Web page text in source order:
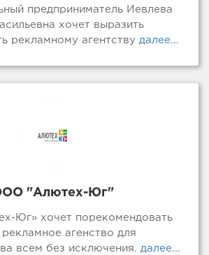
предприниматель Иевлева
хочет выразить
рекламному агентству далее...
"Алютех-Юг"
Юг» хочет порекомендовать
агенство для
всем без исключения. далее...